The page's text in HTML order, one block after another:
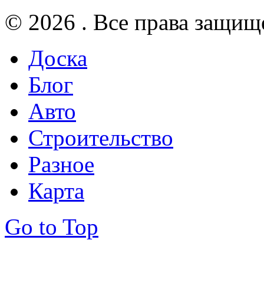
© 2026 . Все права
Доска
Блог
Авто
Строительство
Разное
Карта
Go to Top